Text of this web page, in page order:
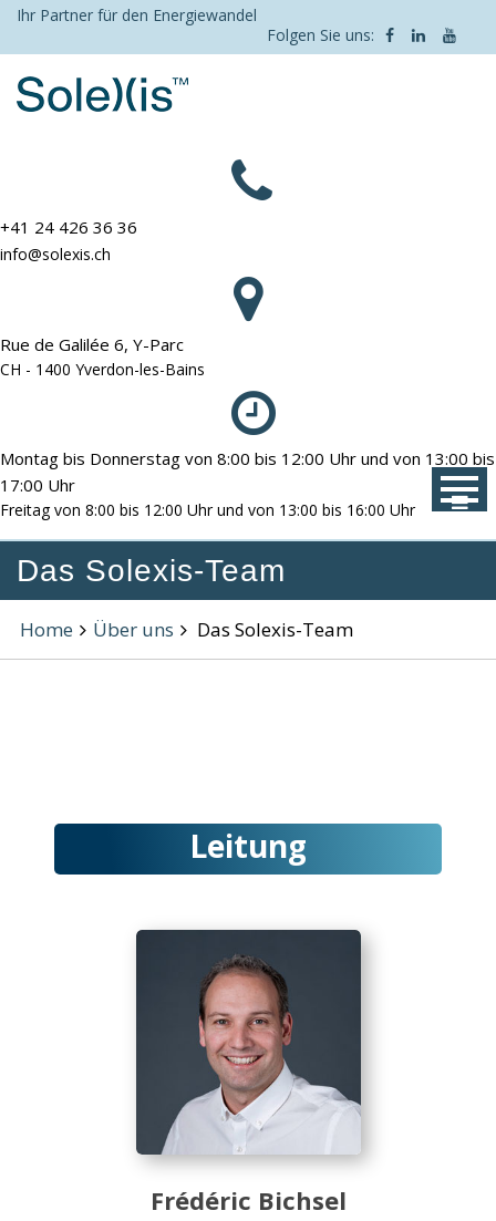
Skip
content
Ihr Partner für den Energiewandel
Folgen Sie uns:
+41 24 426 36 36
info@solexis.ch
Rue de Galilée 6, Y-Parc
CH - 1400 Yverdon-les-Bains
Montag bis Donnerstag von 8:00 bis 12:00 Uhr und von 13:00 bis
17:00 Uhr
Freitag von 8:00 bis 12:00 Uhr und von 13:00 bis 16:00 Uhr
Das Solexis-Team
Home Über uns Das Solexis-Team
Leitung
Frédéric Bichsel